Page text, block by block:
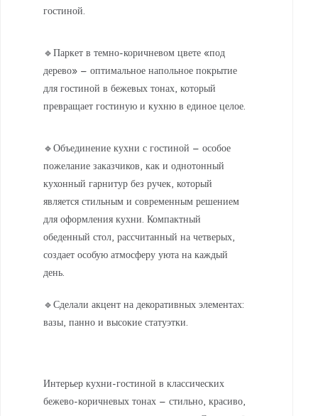
гостиной.
🔹Паркет в темно-коричневом цвете «под
дерево» – оптимальное напольное покрытие
для гостиной в бежевых тонах, который
превращает гостиную и кухню в единое целое.
🔹Объединение кухни с гостиной – особое
пожелание заказчиков, как и однотонный
кухонный гарнитур без ручек, который
является стильным и современным решением
для оформления кухни. Компактный
обеденный стол, рассчитанный на четверых,
создает особую атмосферу уюта на каждый
день.
🔹Сделали акцент на декоративных элементах:
вазы, панно и высокие статуэтки.
Интерьер кухни-гостиной в классических
бежево-коричневых тонах – стильно, красиво,